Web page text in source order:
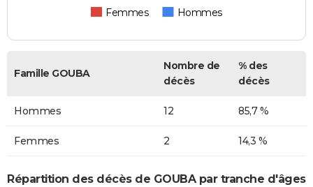
Femmes Hommes
Famille GOUBA
Nombre de
décès
% des
décès
Hommes 12 85,7 %
Femmes 2 14,3 %
Répartition des décès de GOUBA par tranche d'âges